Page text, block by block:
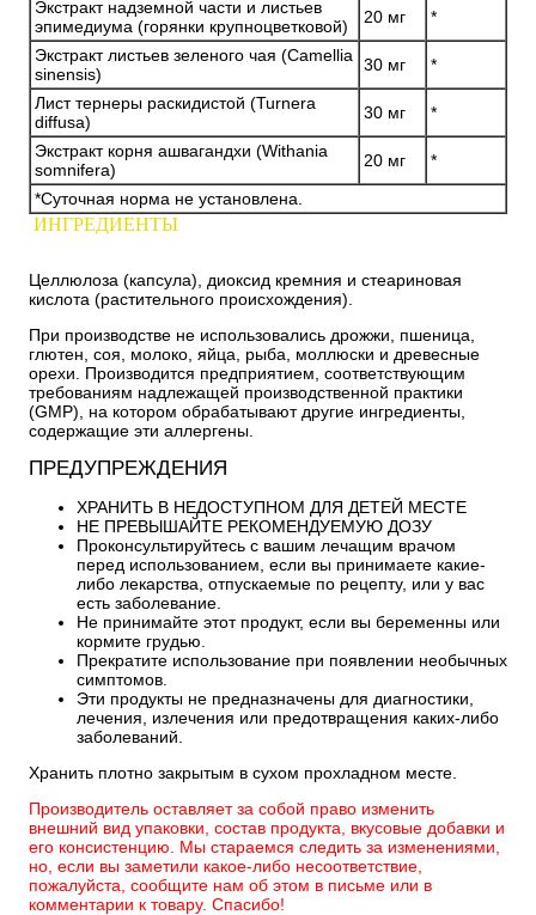
Экстракт надземной части и листьев
эпимедиума (горянки крупноцветковой)
20 мг
*
Экстракт листьев зеленого чая (Camellia
sinensis)
30 мг
*
Лист тернеры раскидистой (Turnera
diffusa)
30 мг
*
Экстракт корня ашвагандхи (Withania
somnifera)
20 мг
*
*Суточная норма не установлена.
ИНГРЕДИЕНТЫ
Целлюлоза (капсула), диоксид кремния и стеариновая
кислота (растительного происхождения).
При производстве не использовались дрожжи, пшеница,
глютен, соя, молоко, яйца, рыба, моллюски и древесные
орехи. Производится предприятием, соответствующим
требованиям надлежащей производственной практики
(GMP), на котором обрабатывают другие ингредиенты,
содержащие эти аллергены.
ПРЕДУПРЕЖДЕНИЯ
ХРАНИТЬ В НЕДОСТУПНОМ ДЛЯ ДЕТЕЙ МЕСТЕ
НЕ ПРЕВЫШАЙТЕ РЕКОМЕНДУЕМУЮ ДОЗУ
Проконсультируйтесь с вашим лечащим врачом
перед использованием, если вы принимаете какие-
либо лекарства, отпускаемые по рецепту, или у вас
есть заболевание.
Не принимайте этот продукт, если вы беременны или
кормите грудью.
Прекратите использование при появлении необычных
симптомов.
Эти продукты не предназначены для диагностики,
лечения, излечения или предотвращения каких-либо
заболеваний.
Хранить плотно закрытым в сухом прохладном месте.
Производитель оставляет за собой право изменить
внешний вид упаковки, состав продукта, вкусовые добавки и
его консистенцию. Мы стараемся следить за изменениями,
но, если вы заметили какое-либо несоответствие,
пожалуйста, сообщите нам об этом в письме или в
комментарии к товару. Спасибо!